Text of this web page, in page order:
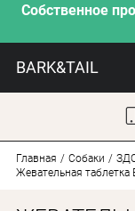
Собственное
BARK&TAIL
Главная Собаки
Жевательная таблетка